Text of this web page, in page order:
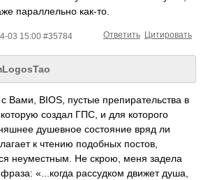
параллельно как-то.
03 15:00 #35784 Цитировать
Ответить
Вами, BIOS, пустые препирательства в
создал ГПС, и для которого
душевное состояние вряд ли
к чтению подобных постов,
неуместным. Не скрою, меня задела
«...когда рассудком движет душа,